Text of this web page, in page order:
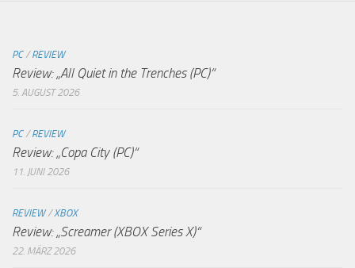
PC/REVIEW
Review: „All Quiet in the Trenches (PC)“
5. AUGUST 2026
PC/REVIEW
Review: „Copa City (PC)“
11. JUNI 2026
REVIEW/XBOX
Review: „Screamer (XBOX Series X)“
22. MÄRZ 2026